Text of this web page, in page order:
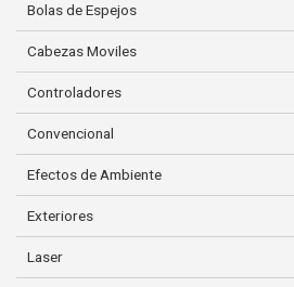
Bolas de Espejos
Cabezas Moviles
Controladores
Convencional
Efectos de Ambiente
Exteriores
Laser